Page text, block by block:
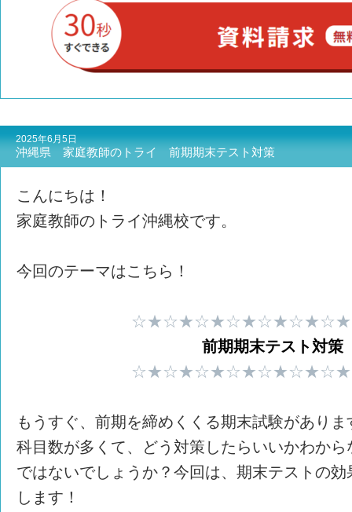
2025年6月5日
沖縄県 家庭教師のトライ 前期期末テスト対策
こんにちは！
家庭教師のトライ沖縄校です。
今回のテーマはこちら！
前期期末テスト対策
もうすぐ、前期を締めくくる期末試験があり
科目数が多くて、どう対策したらいいかわから
ではないでしょうか？今回は、期末テストの
します！